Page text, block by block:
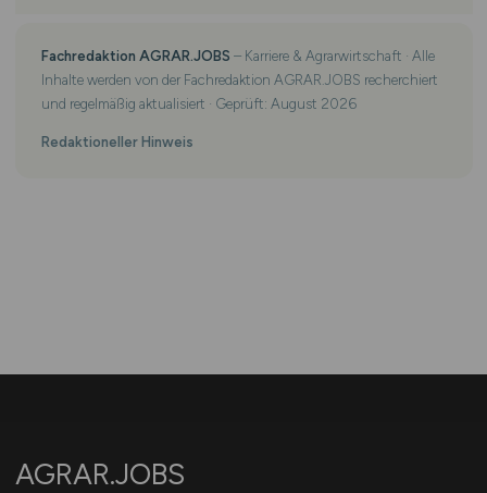
Fachredaktion AGRAR.JOBS – Karriere & Agrarwirtschaft · Alle
Inhalte werden von der Fachredaktion AGRAR.JOBS recherchiert
und regelmäßig aktualisiert · Geprüft: August 2026
Redaktioneller Hinweis
AGRAR.JOBS